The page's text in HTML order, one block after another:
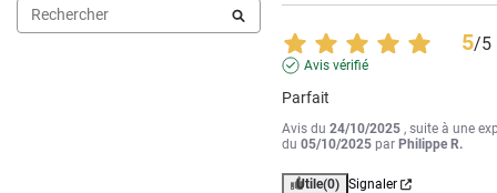
5/5
Avis vérifié
Parfait
Avis du24/10/2025 , suite à une
du05/10/2025 par Philippe R.
Utile(0) Signaler